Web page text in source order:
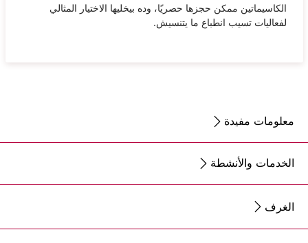
الكاسيماتين ممكن حجزها حصريًا، وده بيخليها الاختيار المثالي
لفعاليات تسيب انطباع ما يتنسيش.
معلومات مفيدة
الخدمات والأنشطة
الغرف